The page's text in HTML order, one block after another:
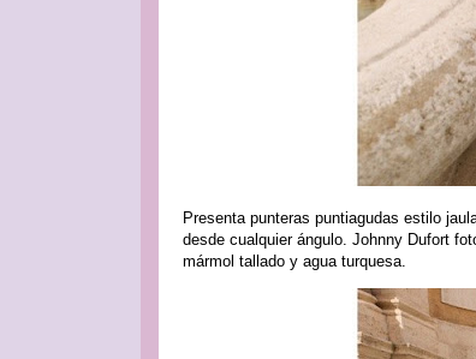
Presenta punteras puntiagudas estilo
desde cualquier ángulo. Johnny Dufort
mármol tallado y agua turquesa.